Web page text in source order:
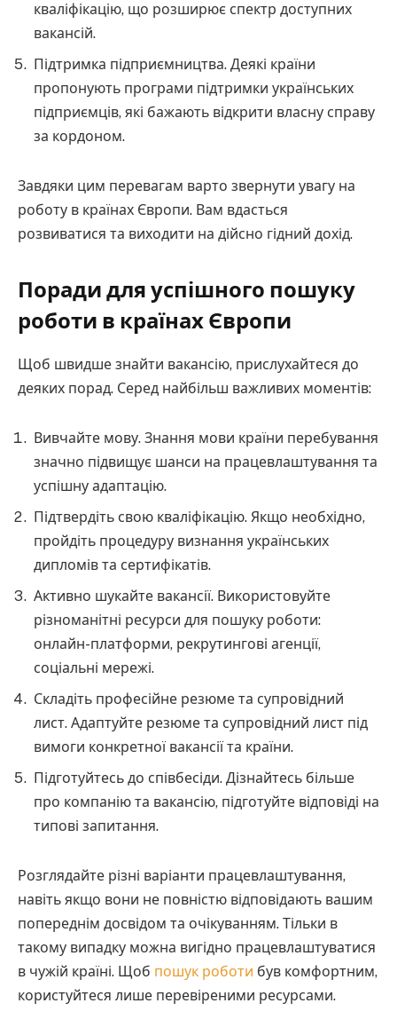
кваліфікацію, що розширює спектр доступних
вакансій.
Підтримка підприємництва. Деякі країни
пропонують програми підтримки українських
підприємців, які бажають відкрити власну справу
за кордоном.
Завдяки цим перевагам варто звернути увагу на
роботу в країнах Європи. Вам вдасться
розвиватися та виходити на дійсно гідний дохід.
Поради для успішного пошуку
роботи в країнах Європи
Щоб швидше знайти вакансію, прислухайтеся до
деяких порад. Серед найбільш важливих моментів:
Вивчайте мову. Знання мови країни перебування
значно підвищує шанси на працевлаштування та
успішну адаптацію.
Підтвердіть свою кваліфікацію. Якщо необхідно,
пройдіть процедуру визнання українських
дипломів та сертифікатів.
Активно шукайте вакансії. Використовуйте
різноманітні ресурси для пошуку роботи:
онлайн-платформи, рекрутингові агенції,
соціальні мережі.
Складіть професійне резюме та супровідний
лист. Адаптуйте резюме та супровідний лист під
вимоги конкретної вакансії та країни.
Підготуйтесь до співбесіди. Дізнайтесь більше
про компанію та вакансію, підготуйте відповіді на
типові запитання.
Розглядайте різні варіанти працевлаштування,
навіть якщо вони не повністю відповідають вашим
попереднім досвідом та очікуванням. Тільки в
такому випадку можна вигідно працевлаштуватися
в чужій країні. Щоб пошук роботи був комфортним,
користуйтеся лише перевіреними ресурсами.